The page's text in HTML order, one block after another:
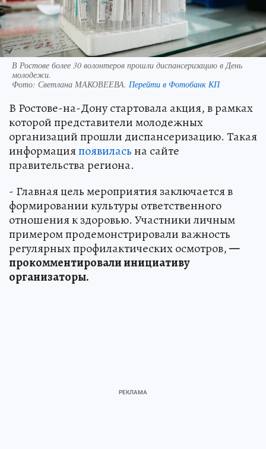
В Ростове более 30 волонтеров прошли диспансеризацию в День
молодежи.
Фото: Светлана МАКОВЕЕВА. Перейти в Фотобанк КП
В Ростове-на-Дону стартовала акция, в рамках
которой представители молодежных
организаций прошли диспансеризацию. Такая
информацияпоявиласьна сайте
правительства региона.
- Главная цель мероприятия заключается в
формировании культуры ответственного
отношения к здоровью. Участники личным
примером продемонстрировали важность
регулярных профилактических осмотров,—
прокомментировали инициативу
организаторы.